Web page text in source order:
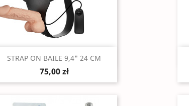
 Szybki podgląd
STRAP ON BAILE 9,4" 24 CM
75,00 zł